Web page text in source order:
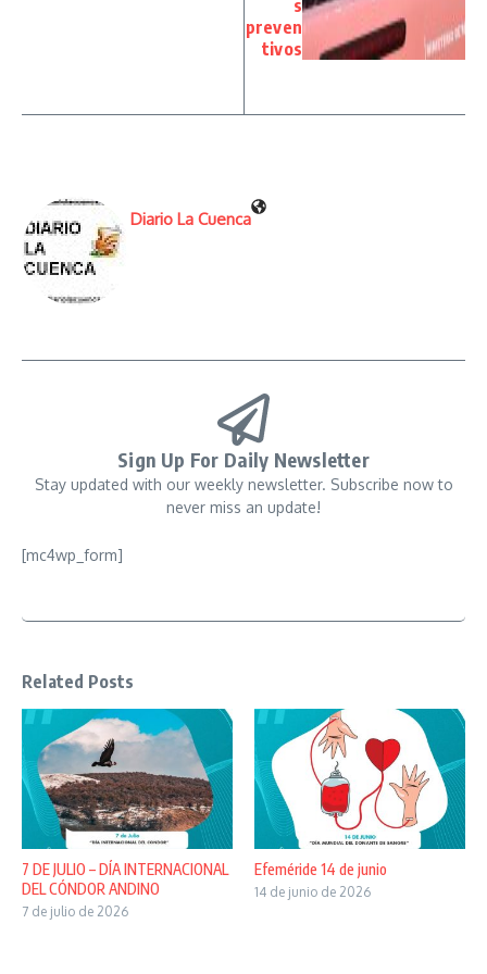
s
preven
tivos
Diario La Cuenca
Sign Up For Daily Newsletter
Stay updated with our weekly newsletter. Subscribe now to
never miss an update!
[mc4wp_form]
Related Posts
7 DE JULIO – DÍA INTERNACIONAL
DEL CÓNDOR ANDINO
7 de julio de 2026
Efeméride 14 de junio
14 de junio de 2026